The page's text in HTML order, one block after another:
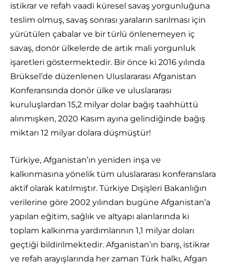
istikrar ve refah vaadi küresel savaş yorgunluğuna
teslim olmuş, savaş sonrası yaraların sarılması için
yürütülen çabalar ve bir türlü önlenemeyen iç
savaş, donör ülkelerde de artık mali yorgunluk
işaretleri göstermektedir. Bir önce ki 2016 yılında
Brüksel’de düzenlenen Uluslararası Afganistan
Konferansında donör ülke ve uluslararası
kuruluşlardan 15,2 milyar dolar bağış taahhüttü
alınmışken, 2020 Kasım ayına gelindiğinde bağış
miktarı 12 milyar dolara düşmüştür!
Türkiye, Afganistan’ın yeniden inşa ve
kalkınmasına yönelik tüm uluslararası konferanslara
aktif olarak katılmıştır. Türkiye Dışişleri Bakanlığın
verilerine göre 2002 yılından bugüne Afganistan’a
yapılan eğitim, sağlık ve altyapı alanlarında ki
toplam kalkınma yardımlarının 1,1 milyar doları
geçtiği bildirilmektedir. Afganistan’ın barış, istikrar
ve refah arayışlarında her zaman Türk halkı, Afgan